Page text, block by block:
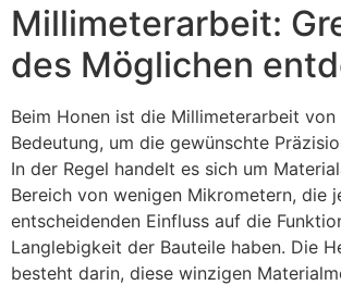
Millimeterarbeit:
des Möglichen
Beim Honen ist die Millimeterarbeit
Bedeutung, um die gewünschte
In der Regel handelt es sich um
Bereich von wenigen Mikrometern, die
entscheidenden Einfluss auf die
Langlebigkeit der Bauteile haben. Die
besteht darin, diese winzigen